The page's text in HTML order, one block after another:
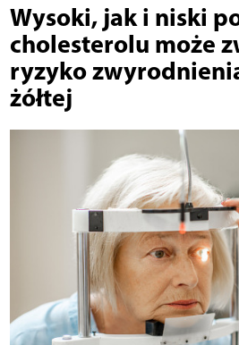
Wysoki, jak i niski
cholesterolu może
ryzyko
żółtej